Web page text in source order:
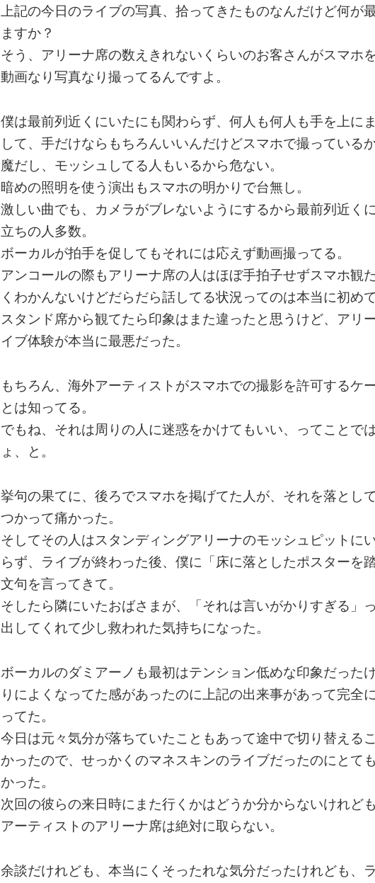
上記の今日のライブの写真、拾ってきたものなんだけど何が
ますか？
そう、アリーナ席の数えきれないくらいのお客さんがスマホ
動画なり写真なり撮ってるんですよ。
僕は最前列近くにいたにも関わらず、何人も何人も手を上に
して、手だけならもちろんいいんだけどスマホで撮っている
魔だし、モッシュしてる人もいるから危ない。
暗めの照明を使う演出もスマホの明かりで台無し。
激しい曲でも、カメラがブレないようにするから最前列近く
立ちの人多数。
ボーカルが拍手を促してもそれには応えず動画撮ってる。
アンコールの際もアリーナ席の人はほぼ手拍子せずスマホ観
くわかんないけどだらだら話してる状況ってのは本当に初めて
スタンド席から観てたら印象はまた違ったと思うけど、アリ
イブ体験が本当に最悪だった。
もちろん、海外アーティストがスマホでの撮影を許可するケ
とは知ってる。
でもね、それは周りの人に迷惑をかけてもいい、ってことで
ょ、と。
挙句の果てに、後ろでスマホを掲げてた人が、それを落とし
つかって痛かった。
そしてその人はスタンディングアリーナのモッシュピットに
らず、ライブが終わった後、僕に「床に落としたポスターを
文句を言ってきて。
そしたら隣にいたおばさまが、「それは言いがかりすぎる」
出してくれて少し救われた気持ちになった。
ボーカルのダミアーノも最初はテンション低めな印象だった
りによくなってた感があったのに上記の出来事があって完全
ってた。
今日は元々気分が落ちていたこともあって途中で切り替える
かったので、せっかくのマネスキンのライブだったのにとて
かった。
次回の彼らの来日時にまた行くかはどうか分からないけれど
アーティストのアリーナ席は絶対に取らない。
余談だけれども、本当にくそったれな気分だったけれども、